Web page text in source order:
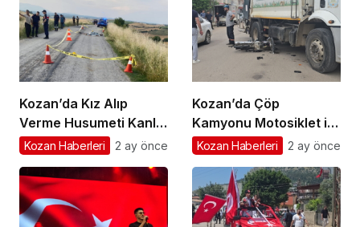
Kozan’da Kız Alıp
Verme Husumeti Kanlı
Bitti: Baba ve Oğul
Kozan Haberleri 2 ay önce
Kozan’da Çöp
Kamyonu Motosiklet ile
çarpıştı 1 yaralı
Kozan Haberleri 2 ay önce